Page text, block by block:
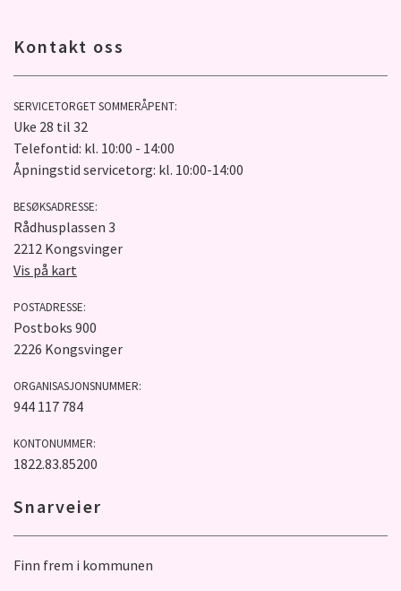
Kontakt oss
SERVICETORGET SOMMERÅPENT:
Uke 28 til 32
Telefontid: kl. 10:00 - 14:00
Åpningstid servicetorg: kl. 10:00-14:00
BESØKSADRESSE:
Rådhusplassen 3
2212 Kongsvinger
Vis på kart
POSTADRESSE:
Postboks 900
2226 Kongsvinger
ORGANISASJONSNUMMER:
944 117 784
KONTONUMMER:
1822.83.85200
Snarveier
Finn frem i kommunen